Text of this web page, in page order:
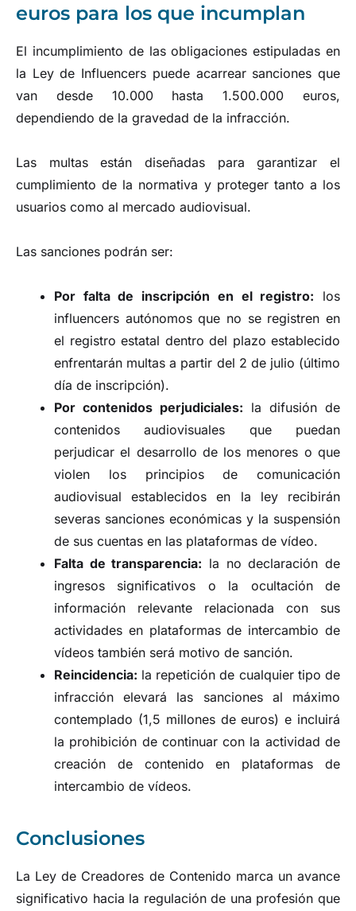
euros para los que incumplan
El incumplimiento de las obligaciones estipuladas en
la Ley de Influencers puede acarrear sanciones que
van desde 10.000 hasta 1.500.000 euros,
dependiendo de la gravedad de la infracción.
Las multas están diseñadas para garantizar el
cumplimiento de la normativa y proteger tanto a los
usuarios como al mercado audiovisual.
Las sanciones podrán ser:
Por falta de inscripción en el registro: los
influencers autónomos que no se registren en
el registro estatal dentro del plazo establecido
enfrentarán multas a partir del 2 de julio (último
día de inscripción).
Por contenidos perjudiciales: la difusión de
contenidos audiovisuales que puedan
perjudicar el desarrollo de los menores o que
violen los principios de comunicación
audiovisual establecidos en la ley recibirán
severas sanciones económicas y la suspensión
de sus cuentas en las plataformas de vídeo.
Falta de transparencia: la no declaración de
ingresos significativos o la ocultación de
información relevante relacionada con sus
actividades en plataformas de intercambio de
vídeos también será motivo de sanción.
Reincidencia: la repetición de cualquier tipo de
infracción elevará las sanciones al máximo
contemplado (1,5 millones de euros) e incluirá
la prohibición de continuar con la actividad de
creación de contenido en plataformas de
intercambio de vídeos.
Conclusiones
La Ley de Creadores de Contenido marca un avance
significativo hacia la regulación de una profesión que